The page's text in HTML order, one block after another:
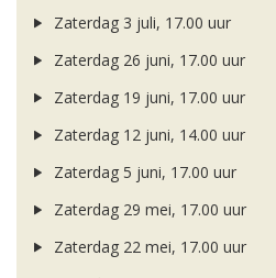
Zaterdag 3 juli, 17.00 uur
Zaterdag 26 juni, 17.00 uur
Zaterdag 19 juni, 17.00 uur
Zaterdag 12 juni, 14.00 uur
Zaterdag 5 juni, 17.00 uur
Zaterdag 29 mei, 17.00 uur
Zaterdag 22 mei, 17.00 uur